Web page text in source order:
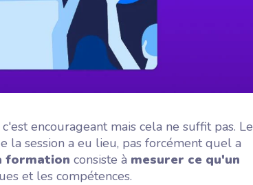
encourageant mais cela ne suffit pas. Le
la session a eu lieu, pas forcément quel a
formation consiste à mesurer ce qu'un
et les compétences.